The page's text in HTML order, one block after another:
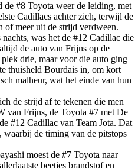
#8 Toyota weer de leiding, met
Cadillacs achter zich, terwijl de
of meer uit de strijd verdween.
was het de #12 Cadillac die
de auto van Frijns op de
drie, maar voor die auto ging
thuisheld Bourdais in, om kort
malheur, wat het einde van hun
de strijd af te tekenen die men
van Frijns, de Toyota #7 met De
#12 Cadillac van Team Jota. Dat
waarbij de timing van de pitstops
moest de #7 Toyota naar
beetjes brandstof en